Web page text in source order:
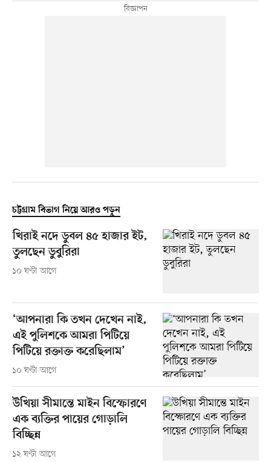
চট্টগ্রাম বিভাগ নিয়ে আরও পড়ুন
খিরাই নদে ডুবল ৪৫ হাজার ইট,
তুলছেন ডুবুরিরা
১০ ঘণ্টা আগে
‘আপনারা কি তখন দেখেন নাই,
এই পুলিশকে আমরা পিটিয়ে
পিটিয়ে রক্তাক্ত করেছিলাম’
১০ ঘণ্টা আগে
উখিয়া সীমান্তে মাইন বিস্ফোরণে
এক ব্যক্তির পায়ের গোড়ালি
বিচ্ছিন্ন
১২ ঘণ্টা আগে